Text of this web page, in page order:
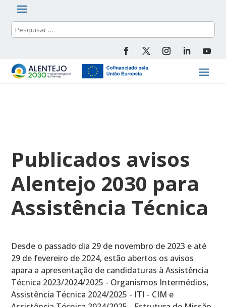
Publicados avisos
Alentejo 2030 para
Assistência Técnica
Desde o passado dia 29 de novembro de 2023 e até
29 de fevereiro de 2024, estão abertos os avisos
apara a apresentação de candidaturas à Assistência
Técnica 2023/2024/2025 - Organismos Intermédios,
Assistência Técnica 2024/2025 - ITI - CIM e